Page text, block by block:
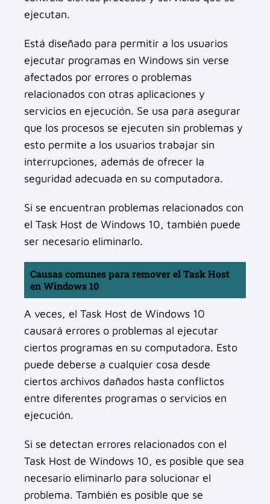
ejecutan.
Está diseñado para permitir a los usuarios
ejecutar programas en Windows sin verse
afectados por errores o problemas
relacionados con otras aplicaciones y
servicios en ejecución. Se usa para asegurar
que los procesos se ejecuten sin problemas y
esto permite a los usuarios trabajar sin
interrupciones, además de ofrecer la
seguridad adecuada en su computadora.
Si se encuentran problemas relacionados con
el Task Host de Windows 10, también puede
ser necesario eliminarlo.
Causas comunes para remover el Task Host
en Windows 10
A veces, el Task Host de Windows 10
causará errores o problemas al ejecutar
ciertos programas en su computadora. Esto
puede deberse a cualquier cosa desde
ciertos archivos dañados hasta conflictos
entre diferentes programas o servicios en
ejecución.
Si se detectan errores relacionados con el
Task Host de Windows 10, es posible que sea
necesario eliminarlo para solucionar el
problema. También es posible que se